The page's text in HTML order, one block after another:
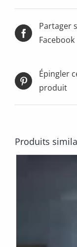
Partager
Facebook
Épingler
produit
Produits